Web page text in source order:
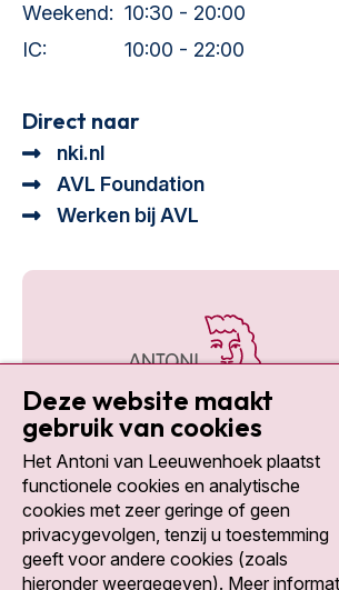
Weekend: 10:30 - 20:00
IC:
10:00 - 22:00
Direct naar
nki.nl
AVL Foundation
Werken bij AVL
Social media
Deze website maakt
gebruik van cookies
Het Antoni van Leeuwenhoek plaatst
functionele cookies en analytische
cookies met zeer geringe of geen
privacygevolgen, tenzij u toestemming
geeft voor andere cookies (zoals
hieronder weergegeven). Meer